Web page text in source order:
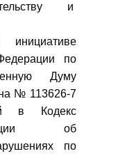
и
по
Думу
№ 113626-7
в Кодекс
об
по